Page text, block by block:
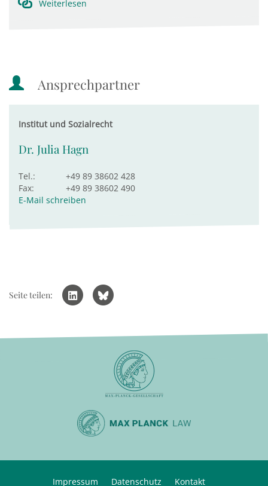
Weiterlesen
Ansprechpartner
Institut und Sozialrecht
Dr. Julia Hagn
Tel.:
+49 89 38602 428
Fax:
+49 89 38602 490
E-Mail schreiben
Seite teilen:
Impressum Datenschutz Kontakt